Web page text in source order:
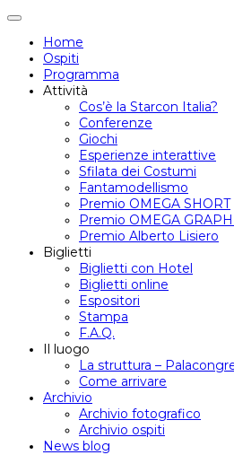
Attiva/disattiva
navigazione
Home
Ospiti
Programma
Attività
Cos’è la Starcon Italia?
Conferenze
Giochi
Esperienze interattive
Sfilata dei Costumi
Fantamodellismo
Premio OMEGA SHORT
Premio OMEGA
Premio Alberto Lisiero
Biglietti
Biglietti con Hotel
Biglietti online
Espositori
Stampa
F.A.Q.
Il luogo
La struttura –
Come arrivare
Archivio
Archivio fotografico
Archivio ospiti
News blog